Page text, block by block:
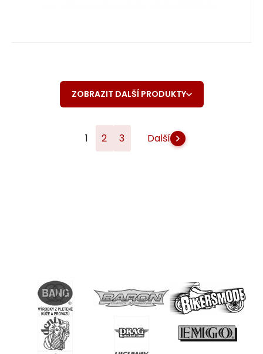
ZOBRAZIT DALŠÍ PRODUKTY
1 2 3 Další